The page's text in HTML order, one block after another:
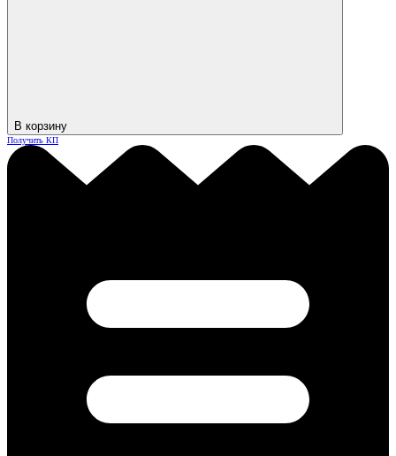
В корзину
Получить КП